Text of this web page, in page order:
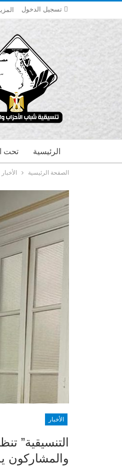
تسجيل الدخول
تحت الرئيسية
الصفحة الرئيسية الأخبار
الأخبار
التنسيقية”
والمشاركون